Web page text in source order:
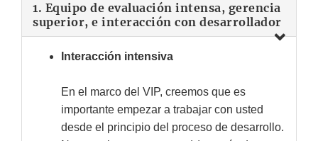
1. Equipo de evaluación intensa, gerencia
superior, e interacción con desarrollador
Interacción intensiva
En el marco del VIP, creemos que es
importante empezar a trabajar con usted
desde el principio del proceso de desarrollo.